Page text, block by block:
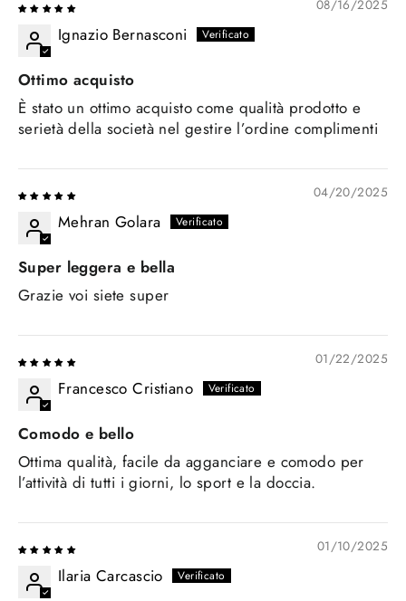
08/16/2025
Ignazio Bernasconi
Ottimo acquisto
È stato un ottimo acquisto come qualità prodotto e
serietà della società nel gestire l’ordine complimenti
04/20/2025
Mehran Golara
Super leggera e bella
Grazie voi siete super
01/22/2025
Francesco Cristiano
Comodo e bello
Ottima qualità, facile da agganciare e comodo per
l’attività di tutti i giorni, lo sport e la doccia.
01/10/2025
Ilaria Carcascio